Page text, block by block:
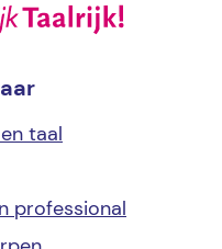
en taal
professional